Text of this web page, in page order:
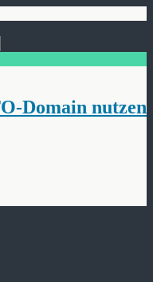
Domain nutzen